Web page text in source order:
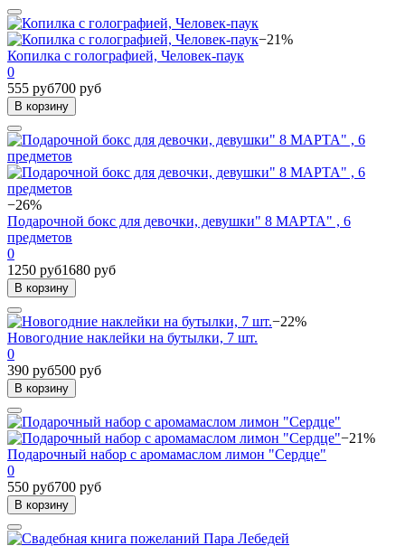
−21%
Копилка с голографией, Человек-паук
0
555 руб700 руб
В корзину
−26%
Подарочной бокс для девочки, девушки" 8 МАРТА" , 6
предметов
0
1250 руб1680 руб
В корзину
−22%
Новогодние наклейки на бутылки, 7 шт.
0
390 руб500 руб
В корзину
−21%
Подарочный набор с аромамаслом лимон "Сердце"
0
550 руб700 руб
В корзину